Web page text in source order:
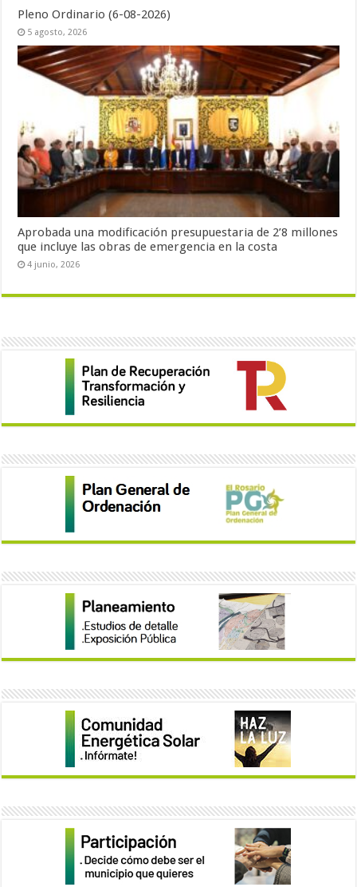
Pleno Ordinario (6-08-2026)
5 agosto, 2026
Aprobada una modificación presupuestaria de 2’8 millones
que incluye las obras de emergencia en la costa
4 junio, 2026